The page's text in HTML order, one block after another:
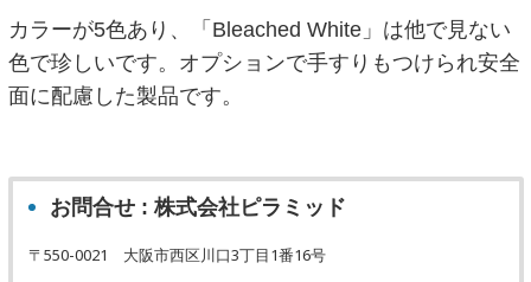
カラーが5色あり、「Bleached White」は他で見ない
色で珍しいです。オプションで手すりもつけられ安全
面に配慮した製品です。
お問合せ : 株式会社ピラミッド
〒550-0021 大阪市西区川口3丁目1番16号